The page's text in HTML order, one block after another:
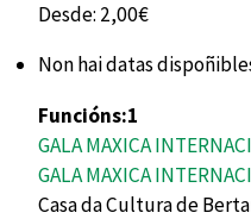
Desde: 2,00€
Non hai datas
Funcións:1
GALA MAXICA
GALA MAXICA
Casa da Cultura de